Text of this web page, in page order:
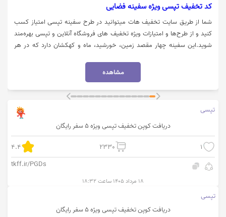
کد تخفیف تپسي ویژه سفینه فضایی
شما از طریق سایت تخفیف هات میتوانید در طرح سفینه تپسی امتیاز کسب
کنید و از طرح‌ها و امتیازات ویژه تخفیف های فروشگاه‌ آنلاین و تپسی بهره‌مند
شوید.این سفینه چهار مقصد زمین، خورشید، ماه و کهکشان دارد که در هر
فروشگاه تپسی‌ خرید کنید. با ورود به اپلیکیشن تپسی در بخش پروفایل و
انتخاب گزینه باشگاه مشتریان میتوانید امتیازات تان را مشاهده کنید. برای ورود
به سایت تپسی روی گزینه "خرید کنید" کلیک نمایید.
مشاهده
تپسی
دریافت کوپن تخفیف تپسی ویژه 5 سفر رایگان
1
2330
4.4
tkff.ir/PGDs
۱۸ مرداد ۱۴۰۵ ساعت ۱۸:۳۲
تپسی
دریافت کوپن تخفیف تپسی ویژه 5 سفر رایگان